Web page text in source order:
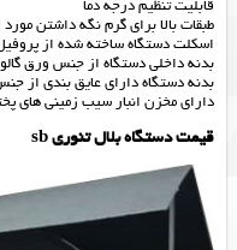
قابلیت تنظیم درجه دما
طبقات بالا برای گرم نگه داشتن
اسکلت دستگاه ساخته شده از
بدنه داخلی دستگاه از جنس ورق
بدنه دستگاه دارای عایق بندی
دارای مخزن انبار سیب زمینی های
قیمت دستگاه بلال تنوری sb